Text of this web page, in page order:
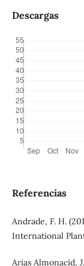
Descargas
Referencias
Andrade, F. H.
International
Arias Almonacid,